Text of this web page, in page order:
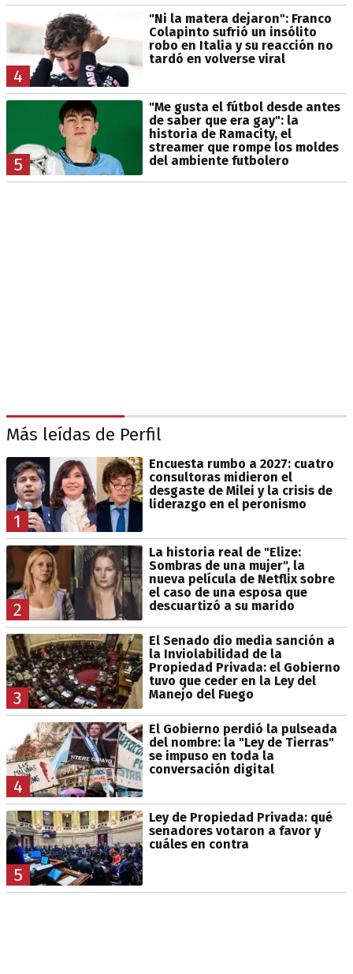
4
"Ni la matera dejaron": Franco
Colapinto sufrió un insólito
robo en Italia y su reacción no
tardó en volverse viral
5
"Me gusta el fútbol desde antes
de saber que era gay": la
historia de Ramacity, el
streamer que rompe los moldes
del ambiente futbolero
Más leídas de Perfil
1
Encuesta rumbo a 2027: cuatro
consultoras midieron el
desgaste de Milei y la crisis de
liderazgo en el peronismo
2
La historia real de "Elize:
Sombras de una mujer", la
nueva película de Netflix sobre
el caso de una esposa que
descuartizó a su marido
3
El Senado dio media sanción a
la Inviolabilidad de la
Propiedad Privada: el Gobierno
tuvo que ceder en la Ley del
Manejo del Fuego
4
El Gobierno perdió la pulseada
del nombre: la "Ley de Tierras"
se impuso en toda la
conversación digital
5
Ley de Propiedad Privada: qué
senadores votaron a favor y
cuáles en contra